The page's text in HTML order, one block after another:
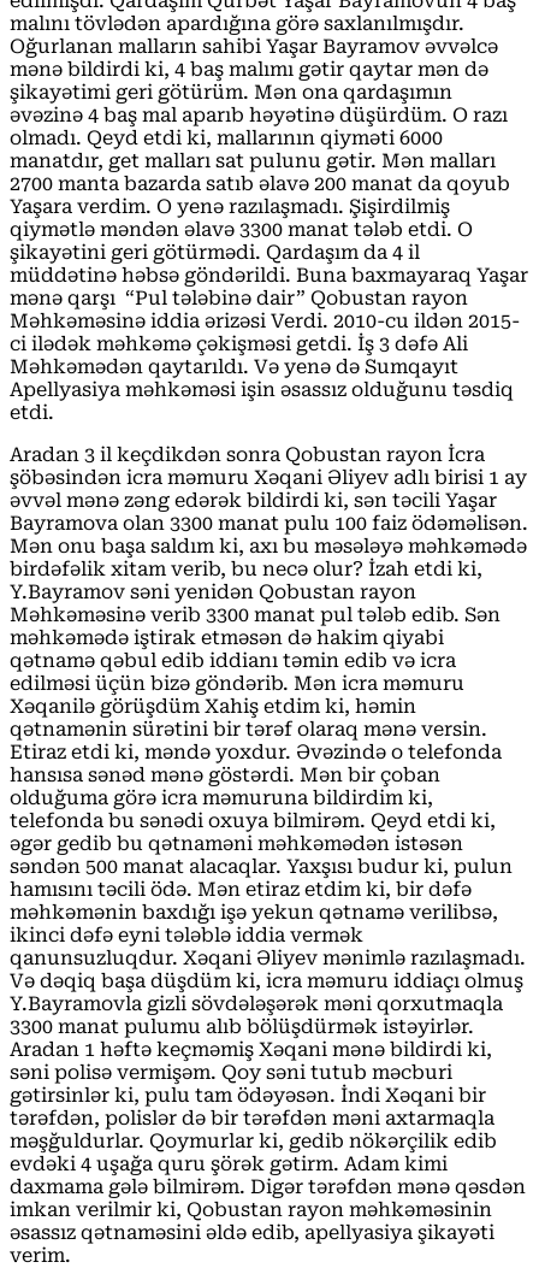
malını tövlədən apardığına görə saxlanılmışdır.
Oğurlanan malların sahibi Yaşar Bayramov əvvəlcə
mənə bildirdi ki, 4 baş malımı gətir qaytar mən də
şikayətimi geri götürüm. Mən ona qardaşımın
əvəzinə 4 baş mal aparıb həyətinə düşürdüm. O razı
olmadı. Qeyd etdi ki, mallarının qiyməti 6000
manatdır, get malları sat pulunu gətir. Mən malları
2700 manta bazarda satıb əlavə 200 manat da qoyub
Yaşara verdim. O yenə razılaşmadı. Şişirdilmiş
qiymətlə məndən əlavə 3300 manat tələb etdi. O
şikayətini geri götürmədi. Qardaşım da 4 il
müddətinə həbsə göndərildi. Buna baxmayaraq Yaşar
mənə qarşı “Pul tələbinə dair” Qobustan rayon
Məhkəməsinə iddia ərizəsi Verdi. 2010-cu ildən 2015-
ci ilədək məhkəmə çəkişməsi getdi. İş 3 dəfə Ali
Məhkəmədən qaytarıldı. Və yenə də Sumqayıt
Apellyasiya məhkəməsi işin əsassız olduğunu təsdiq
etdi.
Aradan 3 il keçdikdən sonra Qobustan rayon İcra
şöbəsindən icra məmuru Xəqani Əliyev adlı birisi 1 ay
əvvəl mənə zəng edərək bildirdi ki, sən təcili Yaşar
Bayramova olan 3300 manat pulu 100 faiz ödəməlisən.
Mən onu başa saldım ki, axı bu məsələyə məhkəmədə
birdəfəlik xitam verib, bu necə olur? İzah etdi ki,
Y.Bayramov səni yenidən Qobustan rayon
Məhkəməsinə verib 3300 manat pul tələb edib. Sən
məhkəmədə iştirak etməsən də hakim qiyabi
qətnamə qəbul edib iddianı təmin edib və icra
edilməsi üçün bizə göndərib. Mən icra məmuru
Xəqanilə görüşdüm Xahiş etdim ki, həmin
qətnamənin sürətini bir tərəf olaraq mənə versin.
Etiraz etdi ki, məndə yoxdur. Əvəzində o telefonda
hansısa sənəd mənə göstərdi. Mən bir çoban
olduğuma görə icra məmuruna bildirdim ki,
telefonda bu sənədi oxuya bilmirəm. Qeyd etdi ki,
əgər gedib bu qətnaməni məhkəmədən istəsən
səndən 500 manat alacaqlar. Yaxşısı budur ki, pulun
hamısını təcili ödə. Mən etiraz etdim ki, bir dəfə
məhkəmənin baxdığı işə yekun qətnamə verilibsə,
ikinci dəfə eyni tələblə iddia vermək
qanunsuzluqdur. Xəqani Əliyev mənimlə razılaşmadı.
Və dəqiq başa düşdüm ki, icra məmuru iddiaçı olmuş
Y.Bayramovla gizli sövdələşərək məni qorxutmaqla
3300 manat pulumu alıb bölüşdürmək istəyirlər.
Aradan 1 həftə keçməmiş Xəqani mənə bildirdi ki,
səni polisə vermişəm. Qoy səni tutub məcburi
gətirsinlər ki, pulu tam ödəyəsən. İndi Xəqani bir
tərəfdən, polislər də bir tərəfdən məni axtarmaqla
məşğuldurlar. Qoymurlar ki, gedib nökərçilik edib
evdəki 4 uşağa quru şörək gətirm. Adam kimi
daxmama gələ bilmirəm. Digər tərəfdən mənə qəsdən
imkan verilmir ki, Qobustan rayon məhkəməsinin
əsassız qətnaməsini əldə edib, apellyasiya şikayəti
verim.